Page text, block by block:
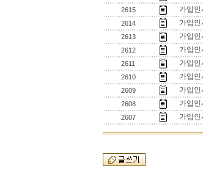
2615
가입
2614
가입
2613
가입
2612
가입인
2611
가입인
2610
가입
2609
가입
2608
가입인
2607
가입인